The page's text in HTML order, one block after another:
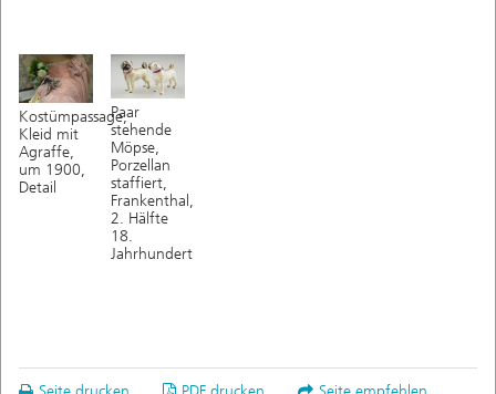
Kostümpassage,
Kleid mit
Agraffe,
um 1900,
Detail
Paar
stehende
Möpse,
Porzellan
staffiert,
Frankenthal,
2. Hälfte
18.
Jahrhundert